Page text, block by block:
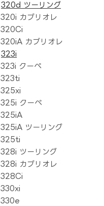
320d ツーリング
320i カブリオレ
320Ci
320iA カブリオレ
323i
323i クーペ
323ti
325xi
325i クーペ
325iA
325iA ツーリング
325ti
328i ツーリング
328i カブリオレ
328Ci
330xi
330e